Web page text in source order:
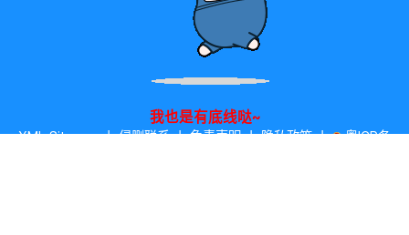
我也是有底线哒~
XML Sitemap丨侵删联系丨免责声明丨隐私政策丨 粤ICP备